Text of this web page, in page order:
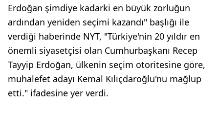
Erdoğan şimdiye kadarki en büyük zorluğun
ardından yeniden seçimi kazandı" başlığı ile
verdiği haberinde NYT, "Türkiye'nin 20 yıldır en
önemli siyasetçisi olan Cumhurbaşkanı Recep
Tayyip Erdoğan, ülkenin seçim otoritesine göre,
muhalefet adayı Kemal Kılıçdaroğlu'nu mağlup
etti." ifadesine yer verdi.